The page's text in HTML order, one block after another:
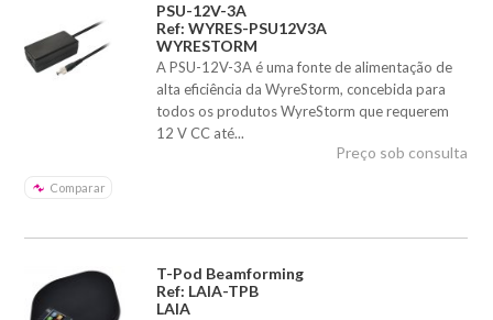
PSU-12V-3A
Ref: WYRES-PSU12V3A
WYRESTORM
A PSU-12V-3A é uma fonte de alimentação de
alta eficiência da WyreStorm, concebida para
todos os produtos WyreStorm que requerem
12 V CC até...
Comparar
Preço sob consulta
T-Pod Beamforming
Ref: LAIA-TPB
LAIA